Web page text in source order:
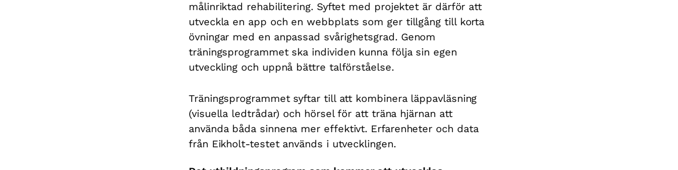
målinriktad rehabilitering. Syftet med projektet är därför att
utveckla en app och en webbplats som ger tillgång till korta
övningar med en anpassad svårighetsgrad. Genom
träningsprogrammet ska individen kunna följa sin egen
utveckling och uppnå bättre talförståelse.
Träningsprogrammet syftar till att kombinera läppavläsning
(visuella ledtrådar) och hörsel för att träna hjärnan att
använda båda sinnena mer effektivt. Erfarenheter och data
från Eikholt-testet används i utvecklingen.